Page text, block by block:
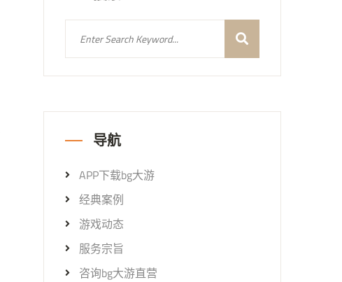
导航
APP下载bg大游
经典案例
游戏动态
服务宗旨
咨询bg大游直营